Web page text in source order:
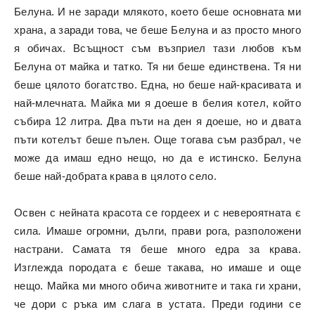
Белуна. И не заради млякото, което беше основната ми
храна, а заради това, че беше Белуна и аз просто много
я обичах. Всъщност съм възприел тази любов към
Белуна от майка и татко. Тя ни беше единствена. Тя ни
беше цялото богатство. Една, но беше най-красивата и
най-млечната. Майка ми я доеше в белия котел, който
събира 12 литра. Два пъти на ден я доеше, но и двата
пъти котелът беше пълен. Още тогава съм разбрал, че
може да имаш едно нещо, но да е истинско. Белуна
беше най-добрата крава в цялото село.
Освен с нейната красота се гордеех и с невероятната є
сила. Имаше огромни, дълги, прави рога, разположени
настрани. Самата тя беше много едра за крава.
Изглежда породата є беше такава, но имаше и още
нещо. Майка ми много обича животните и така ги храни,
че дори с ръка им слага в устата. Преди години се